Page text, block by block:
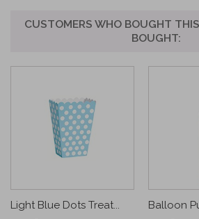
CUSTOMERS WHO BOUGHT
BOUGHT:
Light Blue Dots Treat... Balloon